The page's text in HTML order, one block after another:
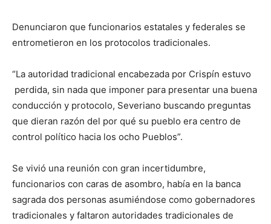
Denunciaron que funcionarios estatales y federales se
entrometieron en los protocolos tradicionales.
“La autoridad tradicional encabezada por Crispín estuvo
perdida, sin nada que imponer para presentar una buena
conducción y protocolo, Severiano buscando preguntas
que dieran razón del por qué su pueblo era centro de
control político hacia los ocho Pueblos”.
Se vivió una reunión con gran incertidumbre,
funcionarios con caras de asombro, había en la banca
sagrada dos personas asumiéndose como gobernadores
tradicionales y faltaron autoridades tradicionales de